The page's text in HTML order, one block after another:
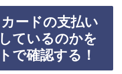
ードの支払い
ているのかを
で確認する！